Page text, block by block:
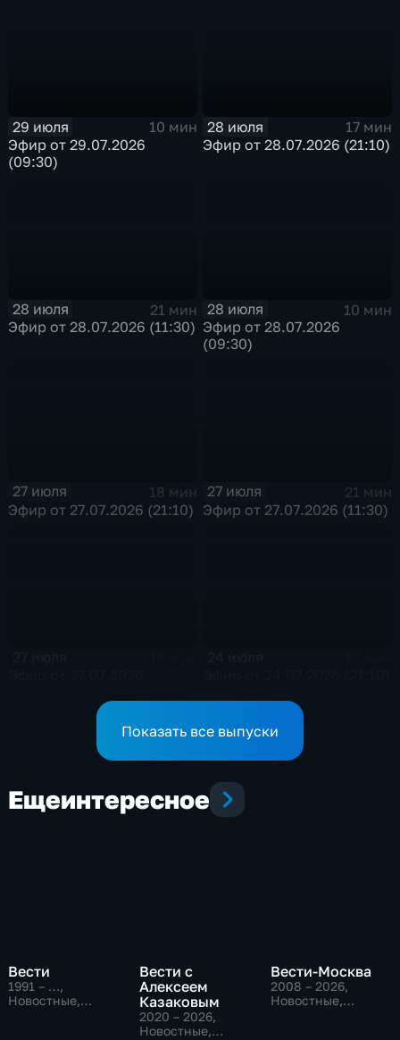
29 июля
10 мин
Эфир от 29.07.2026
(09:30)
28 июля
17 мин
Эфир от 28.07.2026 (21:10)
28 июля
21 мин
Эфир от 28.07.2026 (11:30)
28 июля
10 мин
Эфир от 28.07.2026
(09:30)
27 июля
18 мин
Эфир от 27.07.2026 (21:10)
27 июля
21 мин
Эфир от 27.07.2026 (11:30)
Показать все выпуски
Ещеинтересное
Вести
1991 – …,
Новостные,
Вести с
Алексеем
Казаковым
2020 – 2026,
Новостные,
Вести-Москва
2008 – 2026,
Новостные,